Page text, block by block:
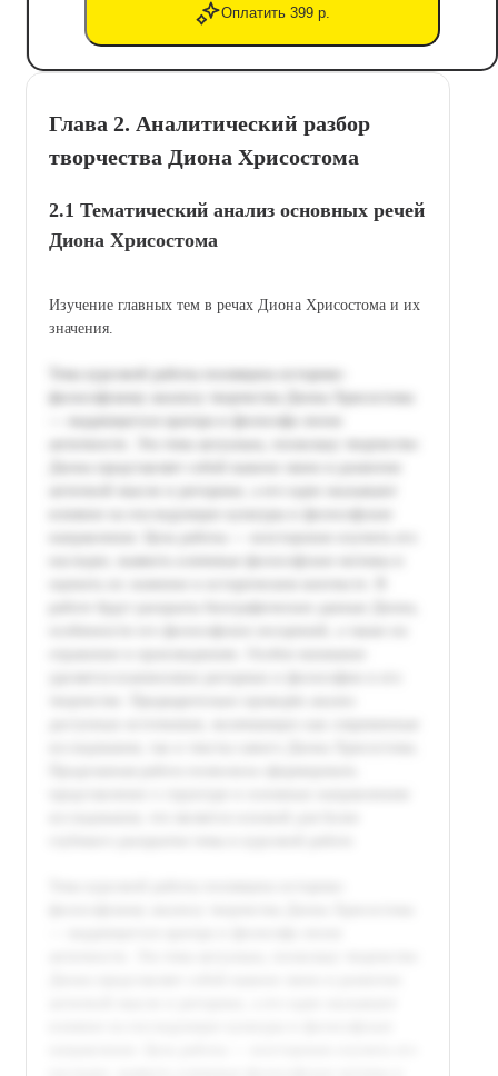
Оплатить 399 р.
Глава 2. Аналитический разбор
творчества Диона Хрисостома
2.1 Тематический анализ основных речей
Диона Хрисостома
Изучение главных тем в речах Диона Хрисостома и их
значения.